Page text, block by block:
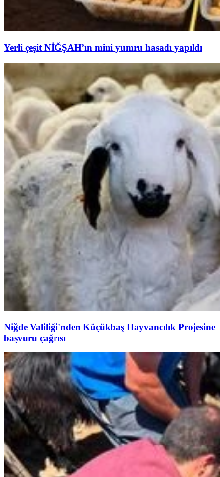
Yerli çeşit NİĞŞAH’ın mini yumru hasadı yapıldı
Niğde Valiliği'nden Küçükbaş Hayvancılık Projesine
başvuru çağrısı